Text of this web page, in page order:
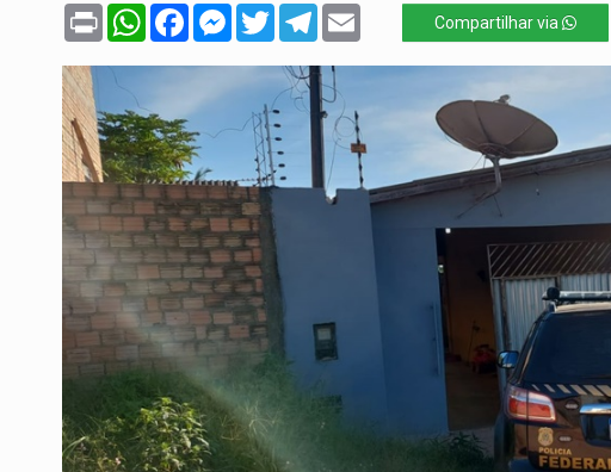
Print WhatsAppFacebookMessenger
TwitterTelegram Compartilhar via